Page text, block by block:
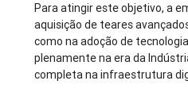
Para atingir este objetivo, a
aquisição de teares
como na adoção de
plenamente na era da
completa na infraestrutura